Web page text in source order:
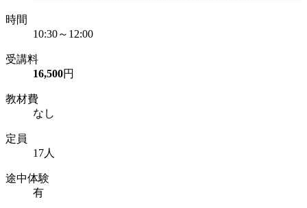
時間
10:30～12:00
受講料
16,500円
教材費
なし
定員
17人
途中体験
有